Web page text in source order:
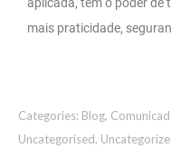
aplicada, tem o poder
mais praticidade,
Categories: Blog,
Uncategorised,